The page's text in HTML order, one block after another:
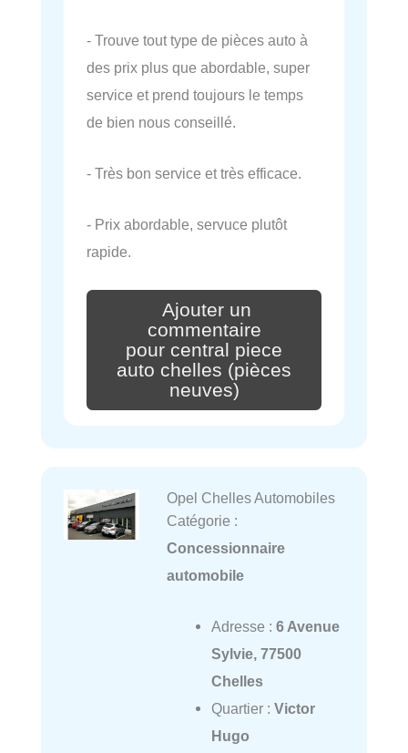
- Trouve tout type de pièces auto à
des prix plus que abordable, super
service et prend toujours le temps
de bien nous conseillé.
- Très bon service et très efficace.
- Prix abordable, servuce plutôt
rapide.
Ajouter un
commentaire
pour central piece
auto chelles (pièces
neuves)
Opel Chelles Automobiles
Catégorie :
Concessionnaire
automobile
Adresse : 6 Avenue
Sylvie, 77500
Chelles
Quartier : Victor
Hugo